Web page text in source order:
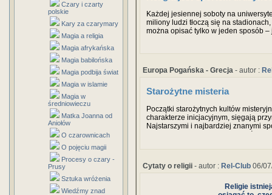
Czary i czarty
polskie
Kary za czarymary
Magia a religia
Magia afrykańska
Magia babilońska
Magia podbija świat
Magia w islamie
Magia w
średniowieczu
Matka Joanna od
Aniołów
O czarownicach
O pojęciu magii
Procesy o czary -
Prusy
Sztuka wróżenia
Wiedźmy znad
Każdej jesiennej soboty na
miliony ludzi tłoczą się na
można opisać tylko w jeden sposób
uniwersytetu i – jeśli jest ciepło –
Europa Pogańska - Grecja - autor :
Starożytne misteria
Początki starożytnych kultów
charakterze inicjacyjnym, sięgają
Najstarszymi i najbardziej znanymi
kulturze grecko-rzymskiej.
Cytaty o religii - autor : Rel-Club 06/
Religie